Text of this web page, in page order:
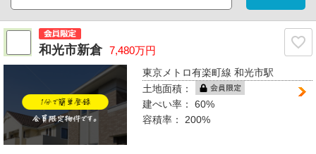
和光市新倉 7,480万円
東京メトロ有楽町線 和光市駅
土地面積：
建ぺい率：60%
容積率： 200%